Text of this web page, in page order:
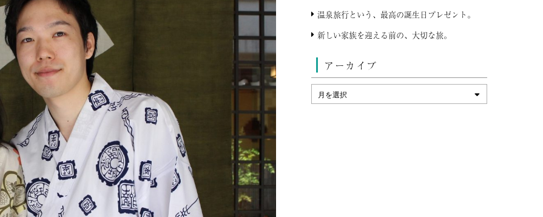
温泉旅行という、最高の誕生日プレゼント。
新しい家族を迎える前の、大切な旅。
アーカイブ